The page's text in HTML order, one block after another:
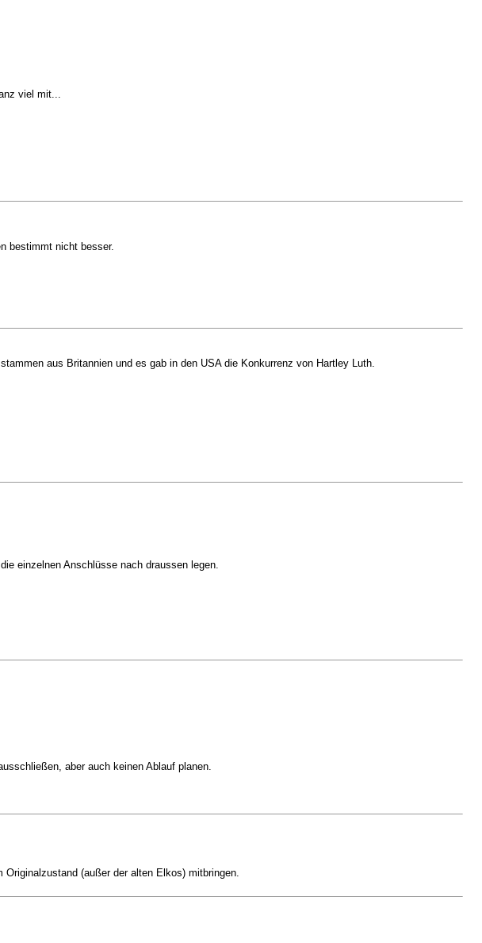
viel mit...
bestimmt nicht besser.
aus Britannien und es gab in den USA die Konkurrenz von Hartley Luth.
einzelnen Anschlüsse nach draussen legen.
aber auch keinen Ablauf planen.
(außer der alten Elkos) mitbringen.